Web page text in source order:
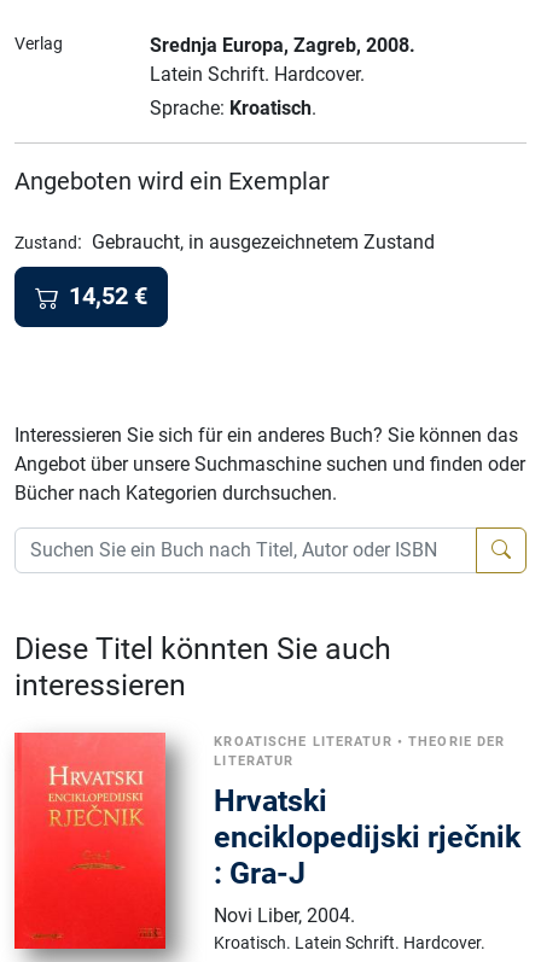
Verlag Srednja Europa, Zagreb, 2008.
Latein Schrift. Hardcover.
Sprache: Kroatisch.
Angeboten wird ein Exemplar
Zustand: Gebraucht, in ausgezeichnetem Zustand
14,52 €
Interessieren Sie sich für ein anderes Buch? Sie können das
Angebot über unsere Suchmaschine suchen und finden oder
Bücher nach Kategorien durchsuchen.
Diese Titel könnten Sie auch
interessieren
KROATISCHE LITERATUR •THEORIE DER
LITERATUR
Hrvatski
enciklopedijski rječnik
: Gra-J
Novi Liber,2004.
Kroatisch. Latein Schrift. Hardcover.